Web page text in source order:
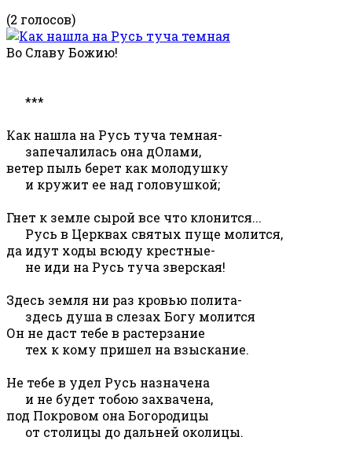
(2 голосов)
Во Славу Божию!
***
Как нашла на Русь туча темная-
запечалилась она дОлами,
ветер пыль берет как молодушку
и кружит ее над головушкой;
Гнет к земле сырой все что клонится...
Русь в Церквах святых пуще молится,
да идут ходы всюду крестные-
не иди на Русь туча зверская!
Здесь земля ни раз кровью полита-
здесь душа в слезах Богу молится
Он не даст тебе в растерзание
тех к кому пришел на взыскание.
Не тебе в удел Русь назначена
и не будет тобою захвачена,
под Покровом она Богородицы
от столицы до дальней околицы.